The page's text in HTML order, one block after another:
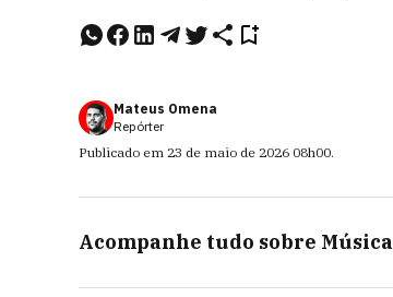
Mateus Omena
Repórter
Publicado em 23 de maio de 2026 08h00.
Acompanhe tudo sobre Música